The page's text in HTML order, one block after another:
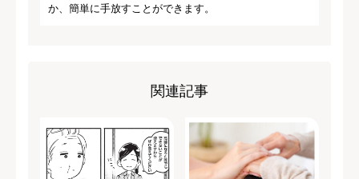
か、簡単に手放すことができます。
関連記事